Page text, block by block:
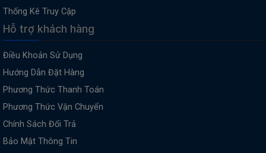
Thống Kê Truy Cập
Hỗ trợ khách hàng
Điều Khoản Sử Dụng
Hướng Dẫn Đặt Hàng
Phương Thức Thanh Toán
Phương Thức Vận Chuyển
Chính Sách Đổi Trả
Bảo Mật Thông Tin